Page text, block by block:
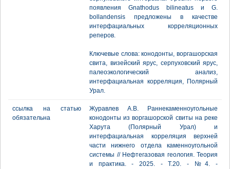
появления Gnathodus bilineatus и G.
bollandensis предложены в качестве
интерфациальных корреляционных
реперов.
Ключевые слова: конодонты, воргашорская
свита, визейский ярус, серпуховский ярус,
палеоэкологический анализ,
интерфациальная корреляция, Полярный
Урал.
ссылка на статью
обязательна
Журавлев А.В. Раннекаменноугольные
конодонты из воргашорской свиты на реке
Харута (Полярный Урал) и
интерфациальная корреляция верхней
части нижнего отдела каменноугольной
системы // Нефтегазовая геология. Теория
и практика. - 2025. - Т.20. - №4. -